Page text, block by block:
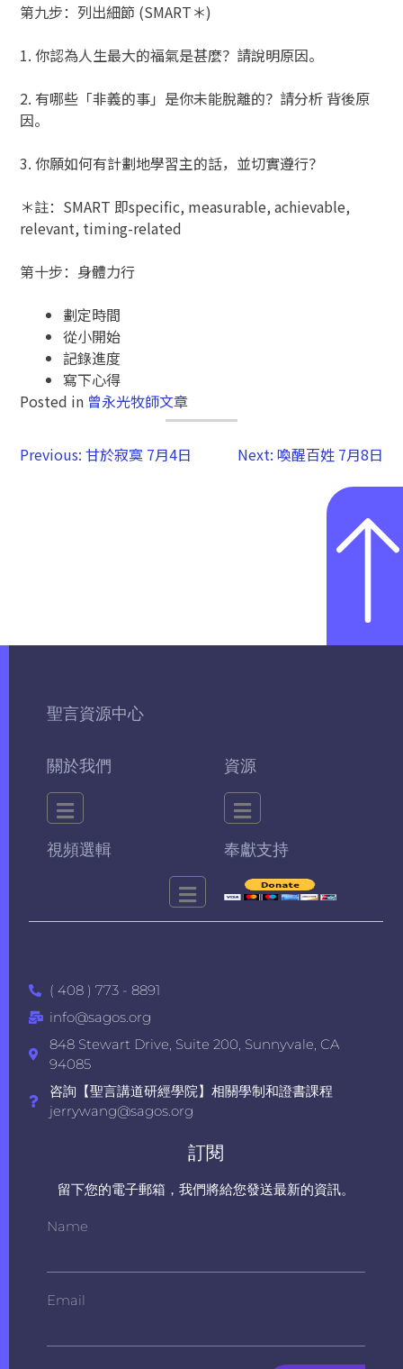
第九步：列出細節 (SMART＊)
1. 你認為人生最大的福氣是甚麼？請說明原因。
2. 有哪些「非義的事」是你未能脫離的？請分析 背後原
因。
3. 你願如何有計劃地學習主的話，並切實遵行？
＊註：SMART 即specific, measurable, achievable,
relevant, timing-related
第十步：身體力行
劃定時間
從小開始
記錄進度
寫下心得
Posted in 曾永光牧師文章
Previous: 甘於寂寞 7月4日 Next: 喚醒百姓 7月8日
聖言資源中心
關於我們 資源
視頻選輯 奉獻支持
( 408 ) 773 - 8891
info@sagos.org
848 Stewart Drive, Suite 200, Sunnyvale, CA
94085
咨詢【聖言講道研經學院】相關學制和證書課程
jerrywang@sagos.org
訂閱
留下您的電子郵箱，我們將給您發送最新的資訊。
Name
Email